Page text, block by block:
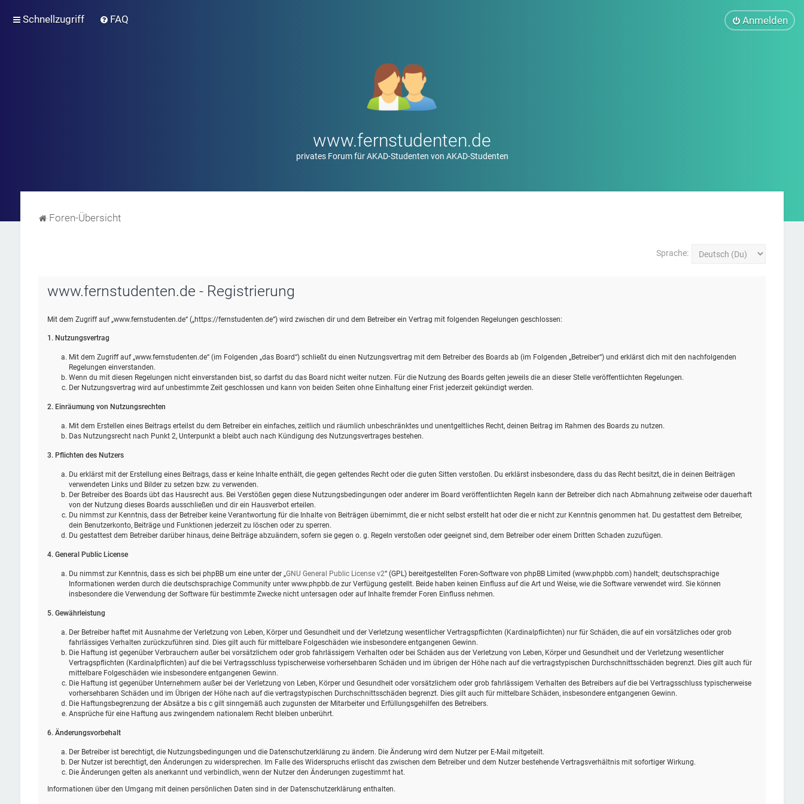
Schnellzugriff FAQ Anmelden
www.fernstudenten.de
privates Forum für AKAD-Studenten von AKAD-Studenten
Foren-Übersicht
Sprache:
www.fernstudenten.de - Registrierung
Mit dem Zugriff auf „www.fernstudenten.de“ („https://fernstudenten.de“) wird zwischen dir und dem Betreiber ein Vertrag mit folgenden Regelungen geschlossen:
1. Nutzungsvertrag
Mit dem Zugriff auf „www.fernstudenten.de“ (im Folgenden „das Board“) schließt du einen Nutzungsvertrag mit dem Betreiber des Boards ab (im Folgenden „Betreiber“) und erklärst dich mit den nachfolgenden
Regelungen einverstanden.
Wenn du mit diesen Regelungen nicht einverstanden bist, so darfst du das Board nicht weiter nutzen. Für die Nutzung des Boards gelten jeweils die an dieser Stelle veröffentlichten Regelungen.
Der Nutzungsvertrag wird auf unbestimmte Zeit geschlossen und kann von beiden Seiten ohne Einhaltung einer Frist jederzeit gekündigt werden.
2. Einräumung von Nutzungsrechten
Mit dem Erstellen eines Beitrags erteilst du dem Betreiber ein einfaches, zeitlich und räumlich unbeschränktes und unentgeltliches Recht, deinen Beitrag im Rahmen des Boards zu nutzen.
Das Nutzungsrecht nach Punkt 2, Unterpunkt a bleibt auch nach Kündigung des Nutzungsvertrages bestehen.
3. Pflichten des Nutzers
Du erklärst mit der Erstellung eines Beitrags, dass er keine Inhalte enthält, die gegen geltendes Recht oder die guten Sitten verstoßen. Du erklärst insbesondere, dass du das Recht besitzt, die in deinen Beiträgen
verwendeten Links und Bilder zu setzen bzw. zu verwenden.
Der Betreiber des Boards übt das Hausrecht aus. Bei Verstößen gegen diese Nutzungsbedingungen oder anderer im Board veröffentlichten Regeln kann der Betreiber dich nach Abmahnung zeitweise oder dauerhaft
von der Nutzung dieses Boards ausschließen und dir ein Hausverbot erteilen.
Du nimmst zur Kenntnis, dass der Betreiber keine Verantwortung für die Inhalte von Beiträgen übernimmt, die er nicht selbst erstellt hat oder die er nicht zur Kenntnis genommen hat. Du gestattest dem Betreiber,
dein Benutzerkonto, Beiträge und Funktionen jederzeit zu löschen oder zu sperren.
Du gestattest dem Betreiber darüber hinaus, deine Beiträge abzuändern, sofern sie gegen o. g. Regeln verstoßen oder geeignet sind, dem Betreiber oder einem Dritten Schaden zuzufügen.
4. General Public License
Du nimmst zur Kenntnis, dass es sich bei phpBB um eine unter der „GNU General Public License v2“ (GPL) bereitgestellten Foren-Software von phpBB Limited (www.phpbb.com) handelt; deutschsprachige
Informationen werden durch die deutschsprachige Community unter www.phpbb.de zur Verfügung gestellt. Beide haben keinen Einfluss auf die Art und Weise, wie die Software verwendet wird. Sie können
insbesondere die Verwendung der Software für bestimmte Zwecke nicht untersagen oder auf Inhalte fremder Foren Einfluss nehmen.
5. Gewährleistung
Der Betreiber haftet mit Ausnahme der Verletzung von Leben, Körper und Gesundheit und der Verletzung wesentlicher Vertragspflichten (Kardinalpflichten) nur für Schäden, die auf ein vorsätzliches oder grob
fahrlässiges Verhalten zurückzuführen sind. Dies gilt auch für mittelbare Folgeschäden wie insbesondere entgangenen Gewinn.
Die Haftung ist gegenüber Verbrauchern außer bei vorsätzlichem oder grob fahrlässigem Verhalten oder bei Schäden aus der Verletzung von Leben, Körper und Gesundheit und der Verletzung wesentlicher
Vertragspflichten (Kardinalpflichten) auf die bei Vertragsschluss typischerweise vorhersehbaren Schäden und im übrigen der Höhe nach auf die vertragstypischen Durchschnittsschäden begrenzt. Dies gilt auch für
mittelbare Folgeschäden wie insbesondere entgangenen Gewinn.
Die Haftung ist gegenüber Unternehmern außer bei der Verletzung von Leben, Körper und Gesundheit oder vorsätzlichem oder grob fahrlässigem Verhalten des Betreibers auf die bei Vertragsschluss typischerweise
vorhersehbaren Schäden und im Übrigen der Höhe nach auf die vertragstypischen Durchschnittsschäden begrenzt. Dies gilt auch für mittelbare Schäden, insbesondere entgangenen Gewinn.
Die Haftungsbegrenzung der Absätze a bis c gilt sinngemäß auch zugunsten der Mitarbeiter und Erfüllungsgehilfen des Betreibers.
Ansprüche für eine Haftung aus zwingendem nationalem Recht bleiben unberührt.
6. Änderungsvorbehalt
Der Betreiber ist berechtigt, die Nutzungsbedingungen und die Datenschutzerklärung zu ändern. Die Änderung wird dem Nutzer per E-Mail mitgeteilt.
Der Nutzer ist berechtigt, den Änderungen zu widersprechen. Im Falle des Widerspruchs erlischt das zwischen dem Betreiber und dem Nutzer bestehende Vertragsverhältnis mit sofortiger Wirkung.
Die Änderungen gelten als anerkannt und verbindlich, wenn der Nutzer den Änderungen zugestimmt hat.
Informationen über den Umgang mit deinen persönlichen Daten sind in der Datenschutzerklärung enthalten.